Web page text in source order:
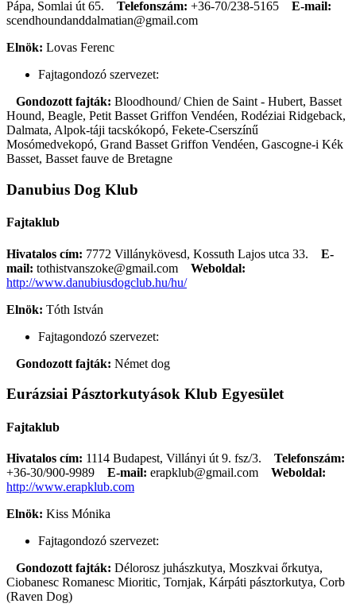
Pápa, Somlai út 65.
Telefonszám: +36-70/238-5165
E-mail:
scendhoundanddalmatian@gmail.com
Elnök: Lovas Ferenc
Fajtagondozó szervezet:
Gondozott fajták: Bloodhound/ Chien de Saint - Hubert, Basset
Hound, Beagle, Petit Basset Griffon Vendéen, Rodéziai Ridgeback,
Dalmata, Alpok-táji tacskókopó, Fekete-Cserszínű
Mosómedvekopó, Grand Basset Griffon Vendéen, Gascogne-i Kék
Basset, Basset fauve de Bretagne
Danubius Dog Klub
Fajtaklub
Hivatalos cím: 7772 Villánykövesd, Kossuth Lajos utca 33. E-
mail: tothistvanszoke@gmail.com
Weboldal:
http://www.danubiusdogclub.hu/hu/
Elnök: Tóth István
Fajtagondozó szervezet:
Gondozott fajták: Német dog
Eurázsiai Pásztorkutyások Klub Egyesület
Fajtaklub
Hivatalos cím: 1114 Budapest, Villányi út 9. fsz/3. Telefonszám:
+36-30/900-9989
E-mail: erapklub@gmail.com
Weboldal:
http://www.erapklub.com
Elnök: Kiss Mónika
Fajtagondozó szervezet:
Gondozott fajták: Délorosz juhászkutya, Moszkvai őrkutya,
Ciobanesc Romanesc Mioritic, Tornjak, Kárpáti pásztorkutya, Corb
(Raven Dog)